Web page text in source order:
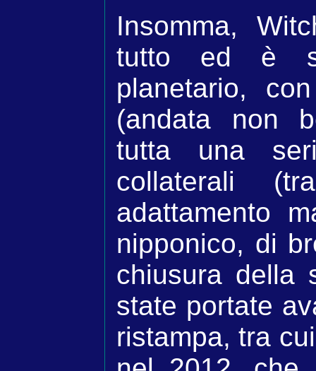
Insomma,
tutto ed è
planetario,
(andata non
tutta una
collaterali
adattamento
nipponico, di
chiusura della
state portate
ristampa, tra